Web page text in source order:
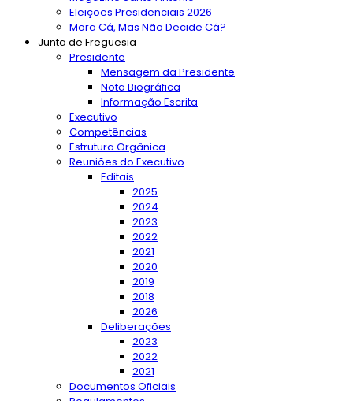
Eleições Presidenciais 2026
Mora Cá, Mas Não Decide Cá?
Junta de Freguesia
Presidente
Mensagem da Presidente
Nota Biográfica
Informação Escrita
Executivo
Competências
Estrutura Orgânica
Reuniões do Executivo
Editais
2025
2024
2023
2022
2021
2020
2019
2018
2026
Deliberações
2023
2022
2021
Documentos Oficiais